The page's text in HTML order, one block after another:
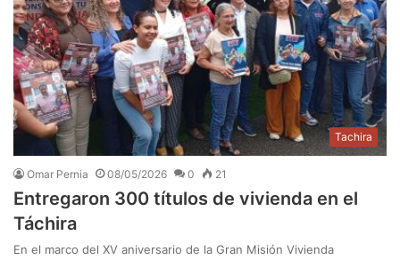
Tachira
Omar Pernia 08/05/2026 0 21
Entregaron 300 títulos de vivienda en el
Táchira
En el marco del XV aniversario de la Gran Misión Vivienda